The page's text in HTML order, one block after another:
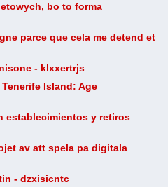
bo to forma
parce que cela me detend et
- klxxertrjs
Island: Age
establecimientos y retiros
av att spela pa digitala
- dzxisicntc